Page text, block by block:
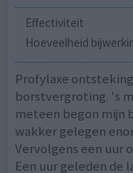
Effectiviteit
Hoeveelheid
Profylaxe
borstvergroting. 's
meteen begon mijn
wakker gelegen
Vervolgens een uur
Een uur geleden